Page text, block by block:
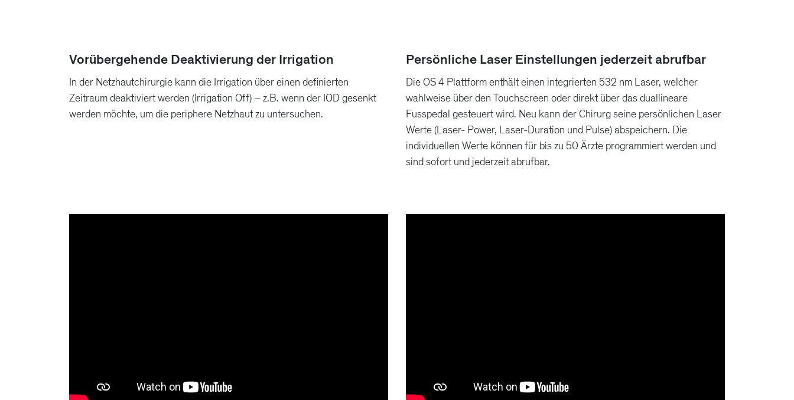
Vorübergehende Deaktivierung der Irrigation
In der Netzhautchirurgie kann die Irrigation über einen definierten
Zeitraum deaktiviert werden (Irrigation Off) – z.B. wenn der IOD gesenkt
werden möchte, um die periphere Netzhaut zu untersuchen.
Persönliche Laser Einstellungen jederzeit abrufbar
Die OS 4 Plattform enthält einen integrierten 532 nm Laser, welcher
wahlweise über den Touchscreen oder direkt über das duallineare
Fusspedal gesteuert wird. Neu kann der Chirurg seine persönlichen Laser
Werte (Laser- Power, Laser-Duration und Pulse) abspeichern. Die
individuellen Werte können für bis zu 50 Ärzte programmiert werden und
sind sofort und jederzeit abrufbar.